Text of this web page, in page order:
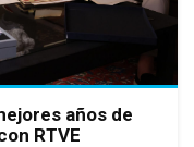
años de
RTVE